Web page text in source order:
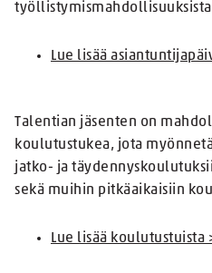
Lue lisää
Talentian jäsenten on
koulutustukea, jota
jatko- ja
sekä muihin pitkäaikaisiin
Lue lisää koulutustuista